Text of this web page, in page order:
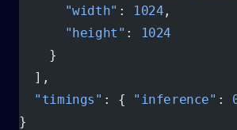
      "width"
: 1024 ,
      "height"
:
1024
    }
  ],
  "timings"
: { "inference" :
}